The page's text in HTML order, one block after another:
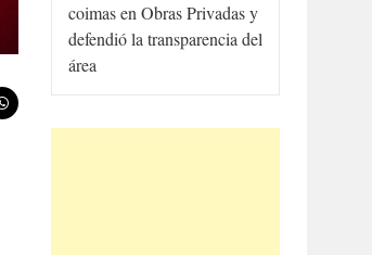
coimas en Obras Privadas y
defendió la transparencia del
área